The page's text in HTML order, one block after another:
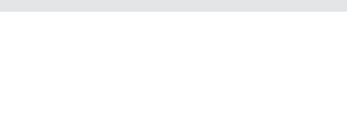
PAULA GONU & JAVI